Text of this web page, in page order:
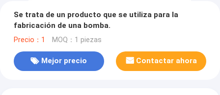
Se trata de un producto que se utiliza para la
fabricación de una bomba.
Precio：1 MOQ：1 piezas
Mejor precio Contactar ahora